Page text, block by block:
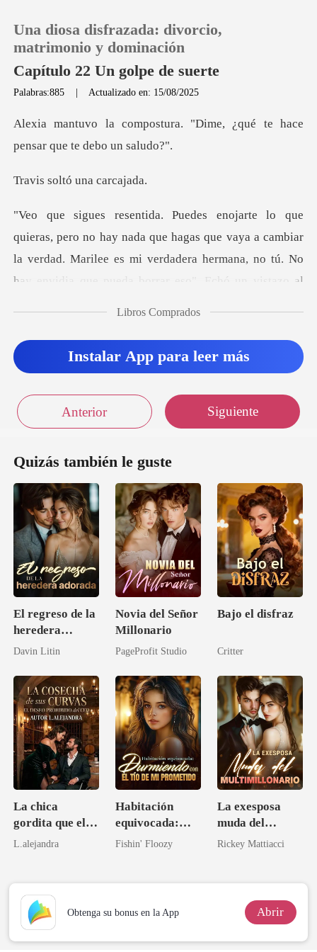
Recargar
Historia
Una diosa disfrazada: divorcio,
matrimonio y dominación
Capítulo 22 Un golpe de suerte
Palabras:885 | Actualizado en: 15/08/2025
a. "Dime, ¿qué te hace
pens
ltó una c
e hagas que vaya a cambiar
la verdad. Marilee es mi verdadera hermana, no tú.
Libros Comprados
Instalar App para leer más
Anterior Siguiente
Quizás también le guste
El regreso de la
heredera
adorada
Davin Litin
Novia del Señor
Millonario
PageProfit Studio
Bajo el disfraz
Critter
La chica
gordita que el
CEO invalidó
L.alejandra
Habitación
equivocada:
Durmiendo con
Fishin' Floozy
La exesposa
muda del
multimillonario
Rickey Mattiacci
Obtenga su bonus en la App Abrir